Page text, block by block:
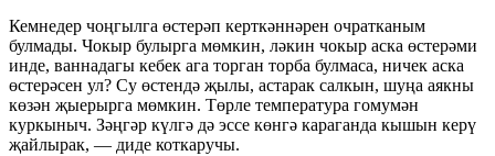
Кемнедер чоңгылга өстерәп керткәннәрен очратканым
булмады. Чокыр булырга мөмкин, ләкин чокыр аска өстерәми
инде, ваннадагы кебек ага торган торба булмаса, ничек аска
өстерәсен ул? Су өстендә җылы, астарак салкын, шуңа аякны
көзән җыерырга мөмкин. Төрле температура гомумән
куркыныч. Зәңгәр күлгә дә эссе көнгә караганда кышын керү
җайлырак, — диде коткаручы.